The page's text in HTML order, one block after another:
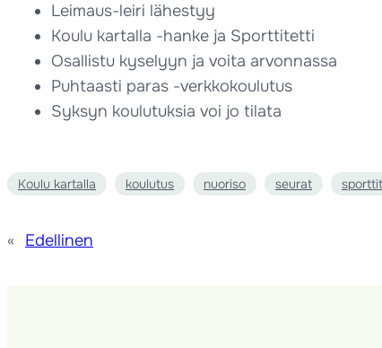
Leimaus-leiri lähestyy
Koulu kartalla -hanke ja Sporttitetti
Osallistu kyselyyn ja voita arvonnassa
Puhtaasti paras -verkkokoulutus
Syksyn koulutuksia voi jo tilata
Koulu kartalla koulutus nuoriso seurat
« Edellinen